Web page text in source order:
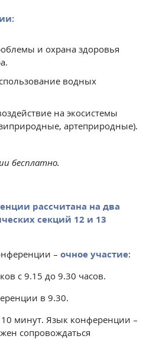
и охрана здоровья
водных
на экосистемы
артеприродные).
бесплатно.
рассчитана на два
секций 12 и 13
– очное участие:
с 9.15 до 9.30 часов.
в 9.30.
10 минут. Язык конференции –
сопровождаться